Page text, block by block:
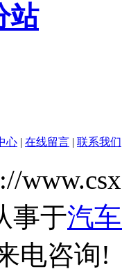
站
心 | 在线留言 | 联系我们
事于汽
电咨询!